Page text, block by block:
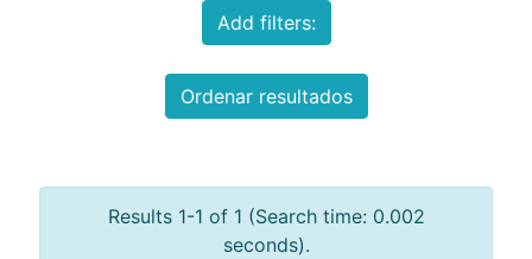
Add filters:
Ordenar resultados
Results 1-1 of 1 (Search time: 0.002
seconds).